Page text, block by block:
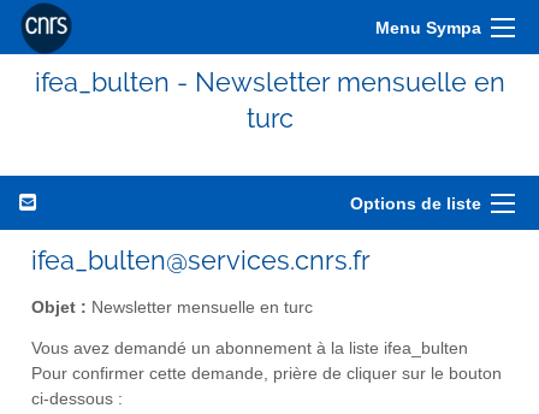
Menu Sympa
ifea_bulten - Newsletter mensuelle en
turc
Options de liste
ifea_bulten@services.cnrs.fr
Objet : Newsletter mensuelle en turc
Vous avez demandé un abonnement à la liste ifea_bulten
Pour confirmer cette demande, prière de cliquer sur le bouton
ci-dessous :